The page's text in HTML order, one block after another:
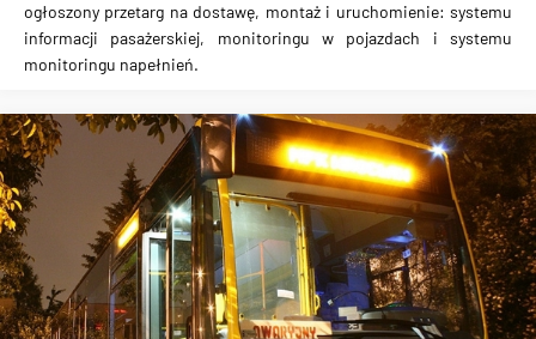
ogłoszony przetarg na dostawę, montaż i uruchomienie: systemu
informacji pasażerskiej, monitoringu w pojazdach i systemu
monitoringu napełnień.